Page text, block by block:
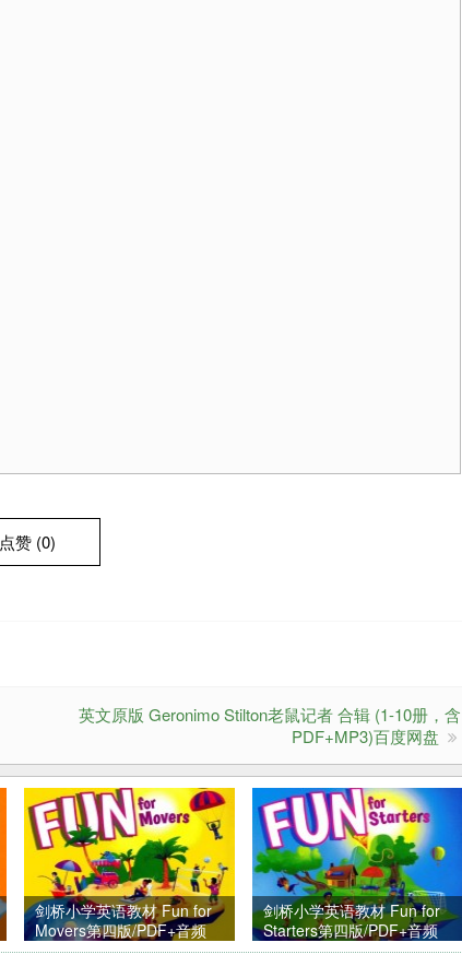
点赞 (0)
英文原版 Geronimo Stilton老鼠记者 合辑 (1-10册，含
PDF+MP3)百度网盘
剑桥小学英语教材 Fun for
Movers第四版/PDF+音频
+配套资料
剑桥小学英语教材 Fun for
Starters第四版/PDF+音频
+配套资料